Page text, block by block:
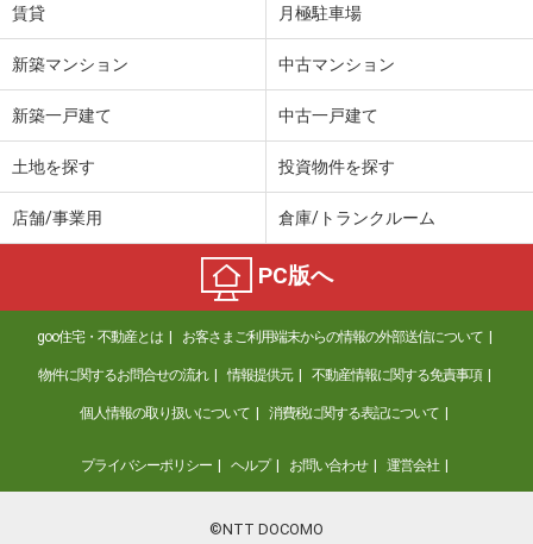
賃貸 月極駐車場
新築マンション 中古マンション
新築一戸建て 中古一戸建て
土地を探す 投資物件を探す
店舗/事業用 倉庫/トランクルーム
PC版へ
goo住宅・不動産とは お客さまご利用端末からの情報の外部送信について
物件に関するお問合せの流れ 情報提供元 不動産情報に関する免責事項
個人情報の取り扱いについて 消費税に関する表記について
プライバシーポリシー ヘルプ お問い合わせ 運営会社
©NTT DOCOMO